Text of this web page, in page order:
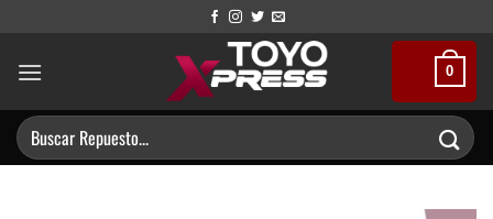
contenido
0
Buscar
por: